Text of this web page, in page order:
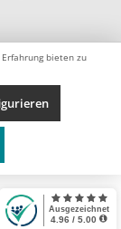
bieten zu